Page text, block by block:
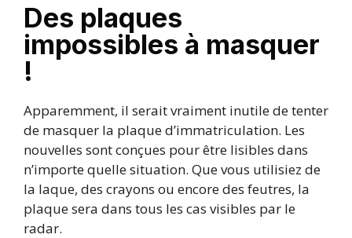
Des plaques
impossibles à masquer
!
Apparemment, il serait vraiment inutile de tenter
de masquer la plaque d’immatriculation. Les
nouvelles sont conçues pour être lisibles dans
n’importe quelle situation. Que vous utilisiez de
la laque, des crayons ou encore des feutres, la
plaque sera dans tous les cas visibles par le
radar.